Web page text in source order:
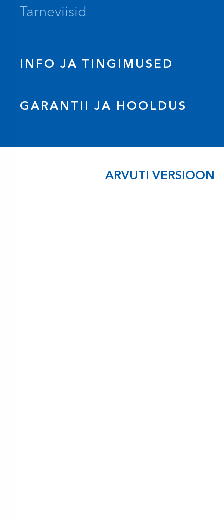
Tarneviisid
INFO JA TINGIMUSED
GARANTII JA HOOLDUS
ARVUTI VERSIOON